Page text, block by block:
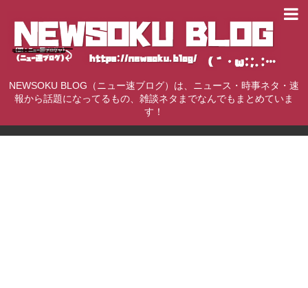
NEWSOKU BLOG（ニュー速ブログ）は、ニュース・時事ネタ・速
報から話題になってるもの、雑談ネタまでなんでもまとめていま
す！